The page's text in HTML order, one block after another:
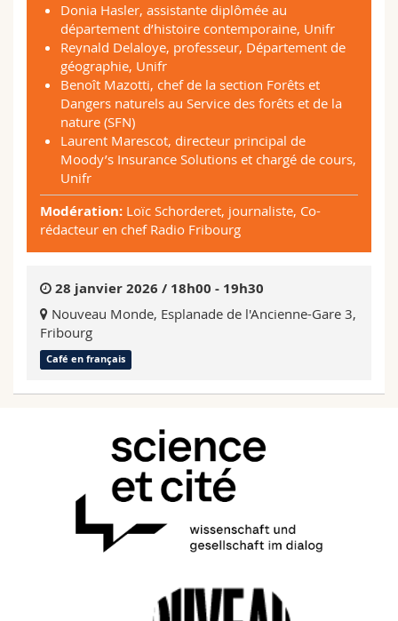
Donia Hasler, assistante diplômée au
département d’histoire contemporaine, Unifr
Reynald Delaloye, professeur, Département de
géographie, Unifr
Benoît Mazotti, chef de la section Forêts et
Dangers naturels au Service des forêts et de la
nature (SFN)
Laurent Marescot, directeur principal de
Moody’s Insurance Solutions et chargé de cours,
Unifr
Modération: Loïc Schorderet, journaliste, Co-
rédacteur en chef Radio Fribourg
28 janvier 2026 / 18h00 - 19h30
Nouveau Monde, Esplanade de l'Ancienne-Gare 3,
Fribourg
Café en français